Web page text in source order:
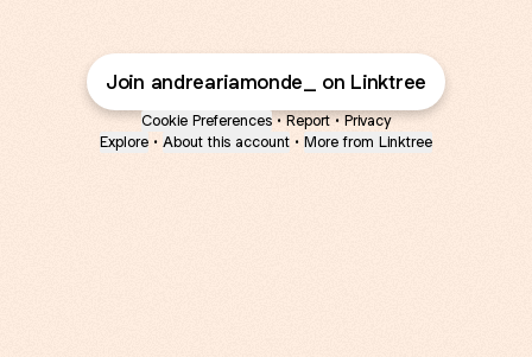
Join andreariamonde_ on Linktree
Cookie Preferences • Report • Privacy
Explore • About this account • More from Linktree